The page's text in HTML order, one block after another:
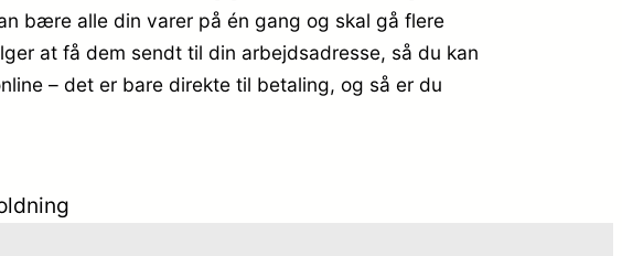
bære alle din varer på én gang og skal gå flere
at få dem sendt til din arbejdsadresse, så du kan
– det er bare direkte til betaling, og så er du